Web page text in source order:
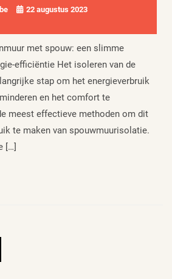
22 augustus 2023
met spouw: een slimme
efficiëntie Het isoleren van de
stap om het energieverbruik
en het comfort te
meest effectieve methoden om dit
te maken van spouwmuurisolatie.
[…]